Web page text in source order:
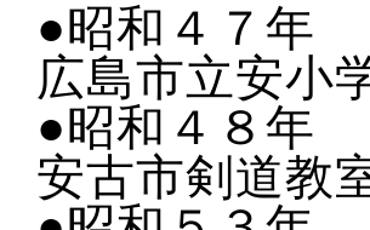
●昭和４７年
広島市立安小
●昭和４８年
安古市剣道教